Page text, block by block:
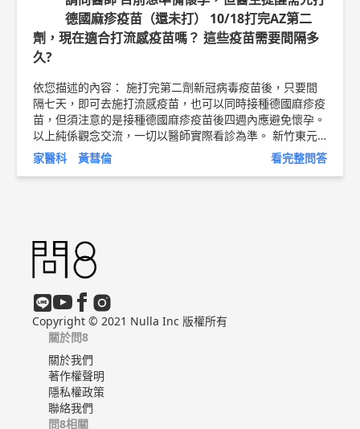
德國麻疹疫苗（還未打） 10/18打完AZ第二
劑，現在適合打流感疫苗嗎？ 這些疫苗需要間隔多
久?
依您描述的內容： 施打完第二劑新冠病毒疫苗後，只要間
隔七天，即可去施打流感疫苗，也可以同時接種德國麻疹疫
苗，但須注意的是接種德國麻疹疫苗後四週內應避免懷孕。
以上純係觀念交流，一切以醫師實際看診為準。 新竹東元
http://bit.l
y/2uUM3sQ
家醫科 黃彗倫 看完整問答
Copyright © 2021 Nulla Inc 版權所有
關於問8
關於我們
著作權聲明
隱私權政策
聯絡我們
問8相關